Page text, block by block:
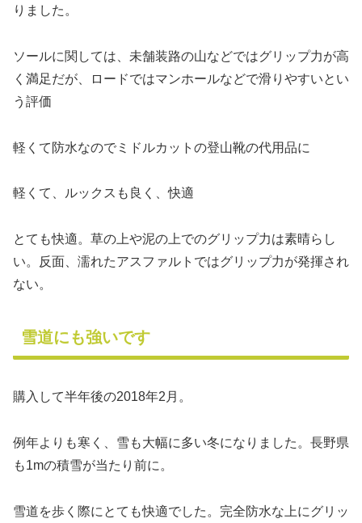
りました。
ソールに関しては、未舗装路の山などではグリップ力が高
く満足だが、ロードではマンホールなどで滑りやすいとい
う評価
軽くて防水なのでミドルカットの登山靴の代用品に
軽くて、ルックスも良く、快適
とても快適。草の上や泥の上でのグリップ力は素晴らし
い。反面、濡れたアスファルトではグリップ力が発揮され
ない。
雪道にも強いです
購入して半年後の2018年2月。
例年よりも寒く、雪も大幅に多い冬になりました。長野県
も1mの積雪が当たり前に。
雪道を歩く際にとても快適でした。完全防水な上にグリッ